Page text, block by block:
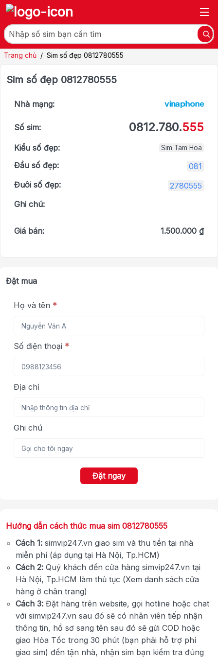
Trang chủ / Sim số đẹp 0812780555
Sim số đẹp 0812780555
Nhà mạng:
Số sim: 0812.780.555
Kiểu số đẹp: Sim Tam Hoa
Đầu số đẹp:
081
Đuôi số đẹp:
2780555
Ghi chú:
Giá bán: 1.500.000 ₫
Đặt mua
Họ và tên *
Số điện thoại *
Địa chỉ
Ghi chú
Đặt ngay
Hướng dẫn cách thức mua sim 0812780555
Cách 1: simvip247.vn giao sim và thu tiền tại nhà
miễn phí (áp dụng tại Hà Nội, Tp.HCM)
Cách 2: Quý khách đến cửa hàng simvip247.vn tại
Hà Nội, Tp.HCM làm thủ tục (Xem danh sách cửa
hàng ở chân trang)
Cách 3: Đặt hàng trên website, gọi hotline hoặc chat
với simvip247.vn sau đó sẽ có nhân viên tiếp nhận
thông tin, hồ sơ sang tên sau đó sẽ gửi COD hoặc
giao Hỏa Tốc trong 30 phút (bạn phải hỗ trợ phí
giao sim) đến tận nhà, nhận sim bạn kiểm tra đúng